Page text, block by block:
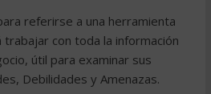
referirse a una herramienta
con toda la información
útil para examinar sus
Debilidades y Amenazas.